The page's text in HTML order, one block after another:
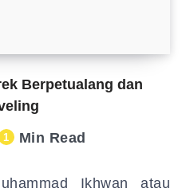
Berpetualang dan
1 Min Read
Ikhwan atau